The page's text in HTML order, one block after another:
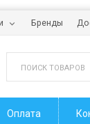
Бренды
Оплата